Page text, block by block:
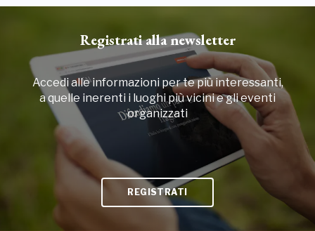
Registrati alla newsletter
Accedi alle informazioni per te più interessanti,
a quelle inerenti i luoghi più vicini e gli eventi
organizzati
REGISTRATI